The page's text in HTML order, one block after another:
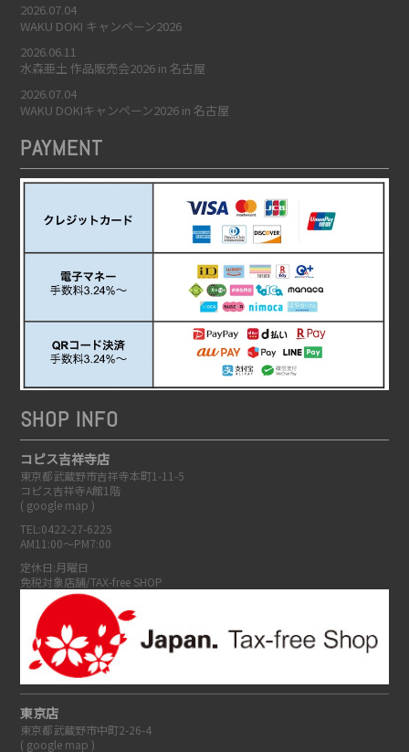
2026.07.04
WAKU DOKI キャンペーン2026
2026.06.11
水森亜土 作品販売会2026 in 名古屋
2026.07.04
WAKU DOKIキャンペーン2026 in 名古屋
PAYMENT
SHOP INFO
コピス吉祥寺店
東京都武蔵野市吉祥寺本町1-11-5
コピス吉祥寺A館1階
( google map )
TEL:0422-27-6225
AM11:00～PM7:00
定休日:月曜日
免税対象店舗/TAX-free SHOP
東京店
東京都武蔵野市中町2-26-4
( google map )